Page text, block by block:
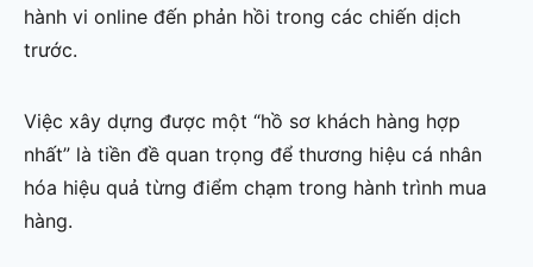
hành vi online đến phản hồi trong các chiến dịch
trước.
Việc xây dựng được một “hồ sơ khách hàng hợp
nhất” là tiền đề quan trọng để thương hiệu cá nhân
hóa hiệu quả từng điểm chạm trong hành trình mua
hàng.